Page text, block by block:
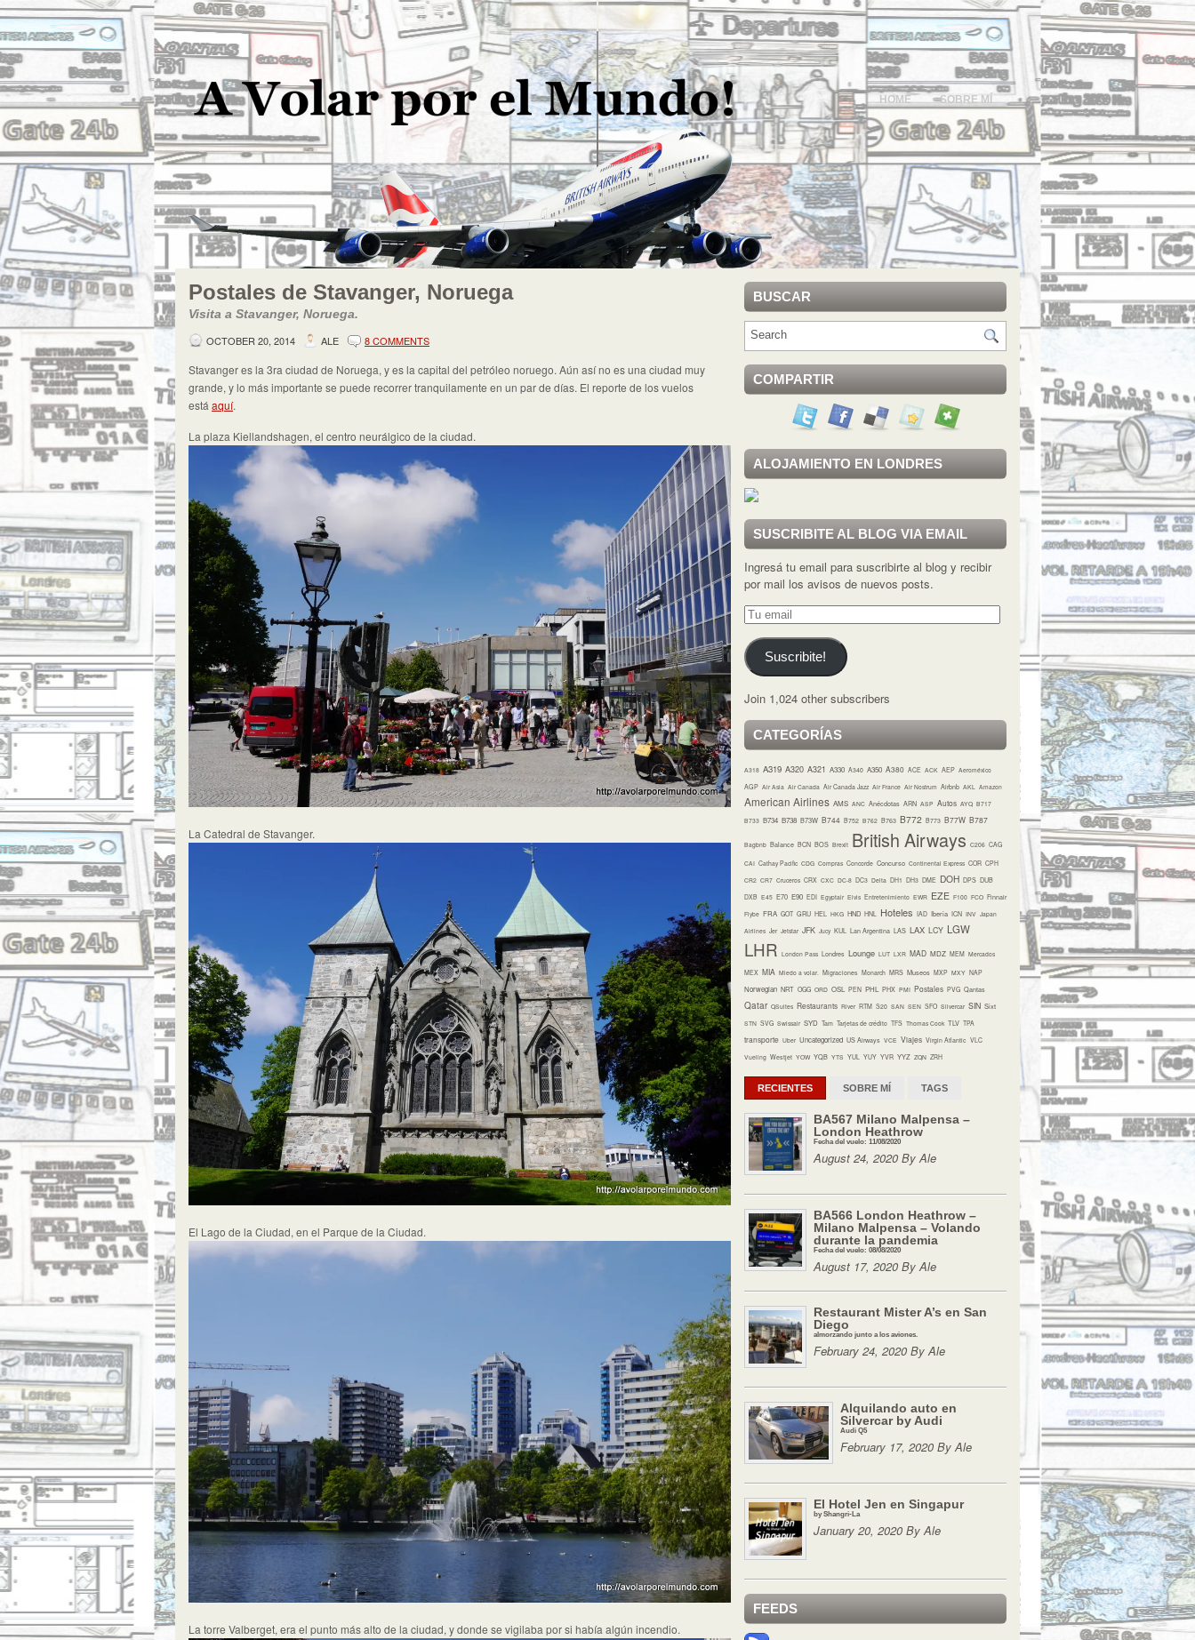
HOME SOBRE MÍ
Postales de Stavanger, Noruega
Visita a Stavanger, Noruega.
OCTOBER 20, 2014
ALE 8 COMMENTS
Stavanger es la 3ra ciudad de Noruega, y es la capital del petróleo noruego. Aún así no es una ciudad muy
grande, y lo más importante se puede recorrer tranquilamente en un par de días. El reporte de los vuelos
está aquí.
La plaza Kiellandshagen, el centro neurálgico de la ciudad.
La Catedral de Stavanger.
El Lago de la Ciudad, en el Parque de la Ciudad.
La torre Valberget, era el punto más alto de la ciudad, y donde se vigilaba por si había algún incendio.
BUSCAR
COMPARTIR
ALOJAMIENTO EN LONDRES
SUSCRIBITE AL BLOG VIA EMAIL
Ingresá tu email para suscribirte al blog y recibir
por mail los avisos de nuevos posts.
Tu
email
Suscribite!
Join 1,024 other subscribers
CATEGORÍAS
A318 A319 A320 A321 A330 A340 A350 A380 ACE ACK AEP Aeroméxico
AGP Air Asia Air Canada Air Canada Jazz Air France Air Nostrum Airbnb AKL Amazon
American Airlines AMS ANC Anécdotas ARN ASP Autos AYQ B717
B733 B734 B738 B73W B744 B752 B762 B763 B772 B773 B77W B787
Bagbnb Balance BCN BOS Brexit British Airways C206 CAG
CAI Cathay Pacific CDG Compras Concorde Concurso Continental Express COR CPH
CR2 CR7 Cruceros CRX CXC DC-8 DC3 Delta DH1 DH3 DME DOH DPS DUB
DXB E45 E70 E90 EDI Egyptair Elvis Entretenimiento EWR EZE F100 FCO Finnair
Flybe FRA GOT GRU HEL HKG HND HNL Hoteles IAD Iberia ICN INV Japan
Airlines Jer Jetstar JFK Jucy KUL Lan Argentina LAS LAX LCY LGW
LHR London Pass Londres Lounge LUT LXR MAD MDZ MEM Mercados
MEX MIA Miedo a volar. Migraciones Monarch MRS Museos MXP MXY NAP
Norwegian NRT OGG ORD OSL PEN PHL PHX PMI Postales PVG Qantas
Qatar QSuites Restaurants River RTM S20 SAN SEN SFO Silvercar SIN Sixt
STN SVG Swissair SYD Tam Tarjetas de crédito TFS Thomas Cook TLV TPA
transporte Uber Uncategorized US Airways VCE Viajes Virgin Atlantic VLC
Vueling Westjet YOW YQB YTS YUL YUY YVR YYZ ZQN ZRH
RECIENTES SOBRE MÍ TAGS
BA567 Milano Malpensa –
London Heathrow
Fecha del vuelo: 11/08/2020
August 24, 2020 By Ale
BA566 London Heathrow –
Milano Malpensa – Volando
durante la pandemia
Fecha del vuelo: 08/08/2020
August 17, 2020 By Ale
Restaurant Mister A’s en San
Diego
almorzando junto a los aviones.
February 24, 2020 By Ale
Alquilando auto en
Silvercar by Audi
Audi Q5
February 17, 2020 By Ale
El Hotel Jen en Singapur
by Shangri-La
January 20, 2020 By Ale
FEEDS